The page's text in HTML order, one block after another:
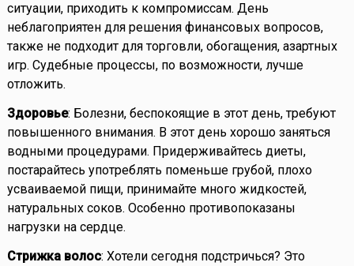
ситуации, приходить к компромиссам. День
неблагоприятен для решения финансовых вопросов,
также не подходит для торговли, обогащения, азартных
игр. Судебные процессы, по возможности, лучше
отложить.
Здоровье: Болезни, беспокоящие в этот день, требуют
повышенного внимания. В этот день хорошо заняться
водными процедурами. Придерживайтесь диеты,
постарайтесь употреблять поменьше грубой, плохо
усваиваемой пищи, принимайте много жидкостей,
натуральных соков. Особенно противопоказаны
нагрузки на сердце.
Стрижка волос: Хотели сегодня подстричься? Это